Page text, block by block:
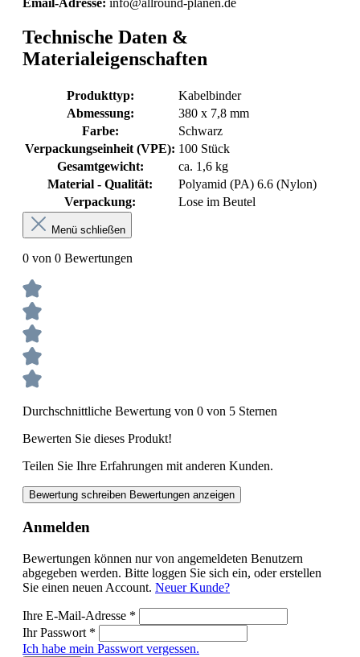
Email-Adresse: info@allround-planen.de
Technische Daten &
Materialeigenschaften
Produkttyp:
Kabelbinder
Abmessung:
380 x 7,8 mm
Farbe:
Schwarz
Verpackungseinheit (VPE): 100 Stück
Gesamtgewicht:
ca. 1,6 kg
Material - Qualität:
Polyamid (PA) 6.6 (Nylon)
Verpackung:
Lose im Beutel
Menü schließen
0 von 0 Bewertungen
Durchschnittliche Bewertung von 0 von 5 Sternen
Bewerten Sie dieses Produkt!
Teilen Sie Ihre Erfahrungen mit anderen Kunden.
Bewertung schreiben Bewertungen anzeigen
Anmelden
Bewertungen können nur von angemeldeten Benutzern
abgegeben werden. Bitte loggen Sie sich ein, oder erstellen
Sie einen neuen Account. Neuer Kunde?
Ihre E-Mail-Adresse *
Ihr Passwort *
Ich habe mein Passwort vergessen.